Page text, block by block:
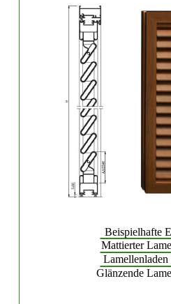
Beispielhafte
Mattierter
Glänzende